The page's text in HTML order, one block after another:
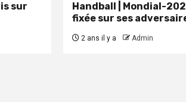
sur
Handball | Mondial-2025
fixée sur ses
2 ans il y a Admin